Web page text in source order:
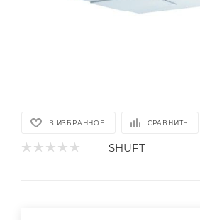
В ИЗБРАННОЕ СРАВНИТЬ
SHUFT